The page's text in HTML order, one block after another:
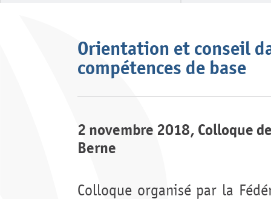
Orientation et conseil
compétences de base
2 novembre 2018, Colloque
Berne
Colloque organisé par la